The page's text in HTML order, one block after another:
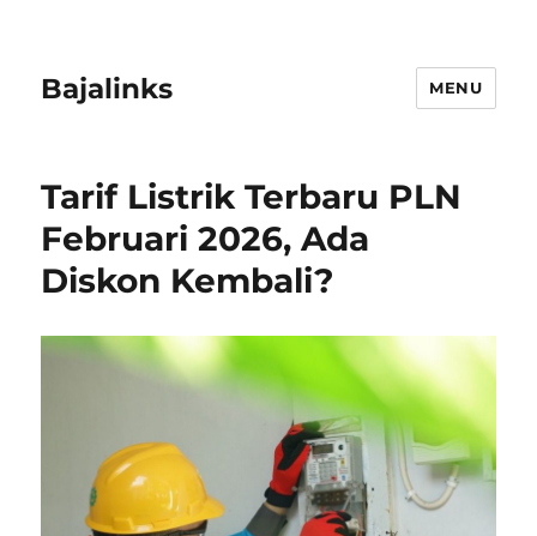
Bajalinks MENU
Tarif Listrik Terbaru PLN
Februari 2026, Ada
Diskon Kembali?